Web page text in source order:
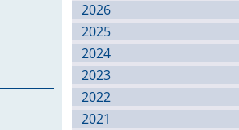
2026
2025
2024
2023
2022
2021